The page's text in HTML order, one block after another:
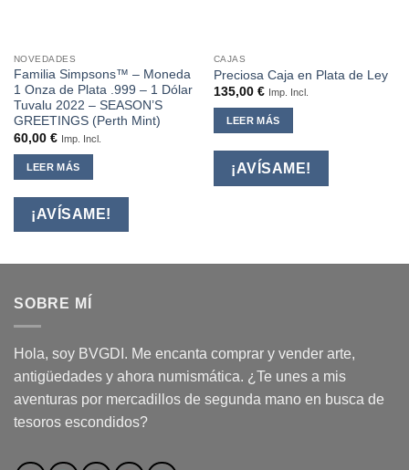
NOVEDADES
Familia Simpsons™ – Moneda
1 Onza de Plata .999 – 1 Dólar
Tuvalu 2022 – SEASON’S
GREETINGS (Perth Mint)
60,00 € Imp. Incl.
LEER MÁS
¡AVÍSAME!
CAJAS
Preciosa Caja en Plata de Ley
135,00 € Imp. Incl.
LEER MÁS
¡AVÍSAME!
SOBRE MÍ
Hola, soy BVGDI. Me encanta comprar y vender arte,
antigüedades y ahora numismática. ¿Te unes a mis
aventuras por mercadillos de segunda mano en busca de
tesoros escondidos?